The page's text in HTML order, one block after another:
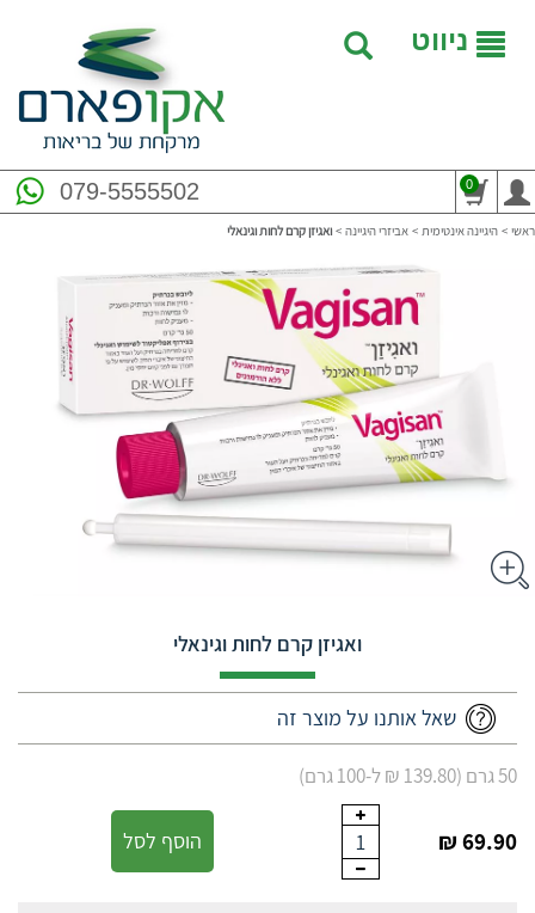
ניווט
079-5555502 0
ראשי > היגיינה אינטימית > אביזרי היגיינה > ואגיזן קרם לחות וגינאלי
ואגיזן קרם לחות וגינאלי
שאל אותנו על מוצר זה
50 גרם (139.80 ₪ ל-100 גרם)
69.90 ₪
1 הוסף לסל